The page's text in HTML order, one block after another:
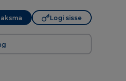
Logi sisse